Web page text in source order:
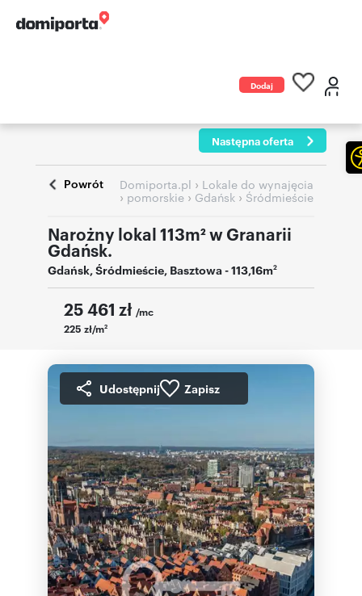
Dodaj
Następna oferta
Powrót Domiporta.pl › Lokale do wynajęcia
› pomorskie › Gdańsk › Śródmieście
Narożny lokal 113m² w Granarii
Gdańsk.
Gdańsk,Śródmieście, Basztowa- 113,16m2
25 461 zł /mc
225 zł/m2
Udostępnij Zapisz